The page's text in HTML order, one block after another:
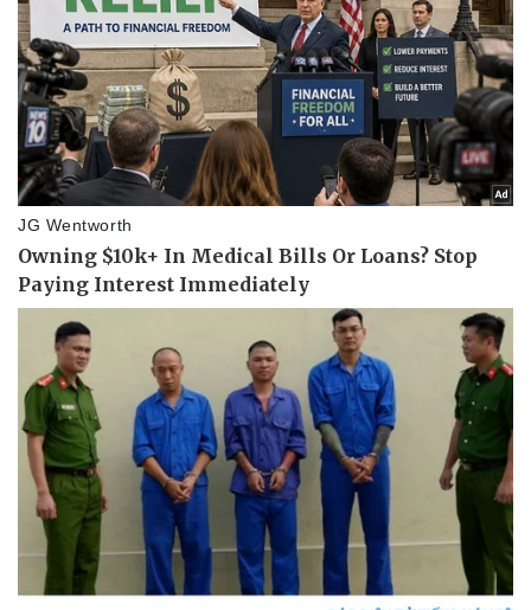
Pháp luật
Vụ án
Tin nóng
Tư vấn luật
Quân sự - Quốc
Vũ khí
Việt Nam
Phân tích